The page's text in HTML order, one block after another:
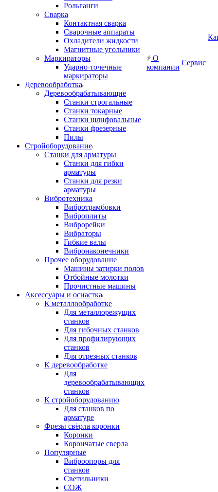
Рольганги
Сварка
Контактная сварка
Сварочные аппараты
Охладители жидкости
Магнитные угольники
Маркираторы
Ударно-точечные
маркираторы
Деревообработка
Деревообрабатывающие
Станки строгальные
Станки токарные
Станки шлифовальные
Станки фрезерные
Пилы
Стройоборудование
Станки для арматуры
Станки для гибки
арматуры
Станки для резки
арматуры
Вибротехника
Вибротрамбовки
Виброплиты
Виброрейки
Вибраторы
Гибкие валы
Вибронаконечники
Прочее оборудование
Машины затирки полов
Отбойные молотки
Прочистные машины
Аксeccyapы и оснастка
К металлообработке
Для металлорежущих
станков
Для гибочных станков
Для профилирующих
станков
Для отрезных станков
К деревообработке
Для
деревообрабатывающих
станков
К стройоборудованию
Для станков по
арматуре
Фрезы свёрла коронки
Коронки
Корончатые сверла
Популярные
Виброопоры для
станков
Светильники
СОЖ
О
компании
Сервис